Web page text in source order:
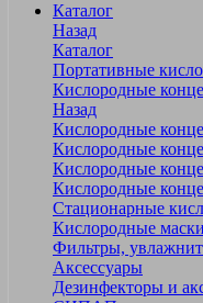
Каталог
Назад
Каталог
Портативные
Кислородные
Назад
Кислородные
Кислородные
Кислородные
Кислородные
Стационарные
Кислородные
Фильтры,
Аксессуары
Дезинфекторы и